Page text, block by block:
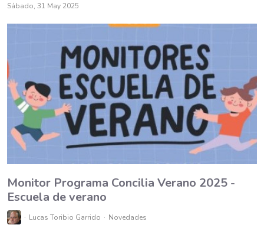
Sábado, 31 May 2025
Monitor Programa Concilia Verano 2025 -
Escuela de verano
Lucas Toribio Garrido Novedades